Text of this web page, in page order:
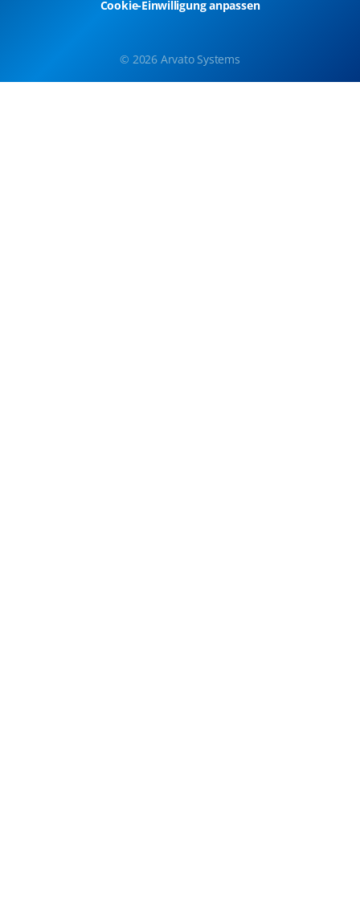
Cookie-Einwilligung anpassen
© 2026 Arvato Systems